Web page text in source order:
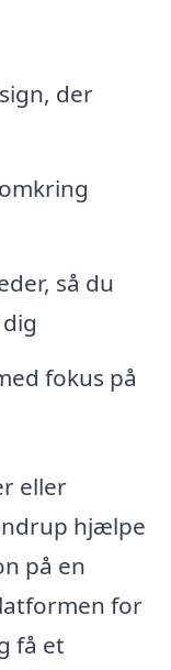
der
så du
fokus på
eller
hjælpe
på en
for
få et